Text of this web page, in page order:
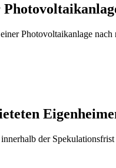
Photovoltaikanlage
der